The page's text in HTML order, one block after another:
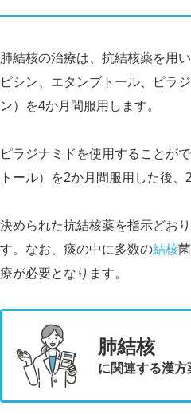
肺結核の治療は、抗結核薬を用
ピシン、エタンブトール、ピラ
ン）を4か月間服用します。
ピラジナミドを使用することが
トール）を2か月間服用した後
決められた抗結核薬を指示どお
す。なお、痰の中に多数の結核
療が必要となります。
肺結核
に関連する漢